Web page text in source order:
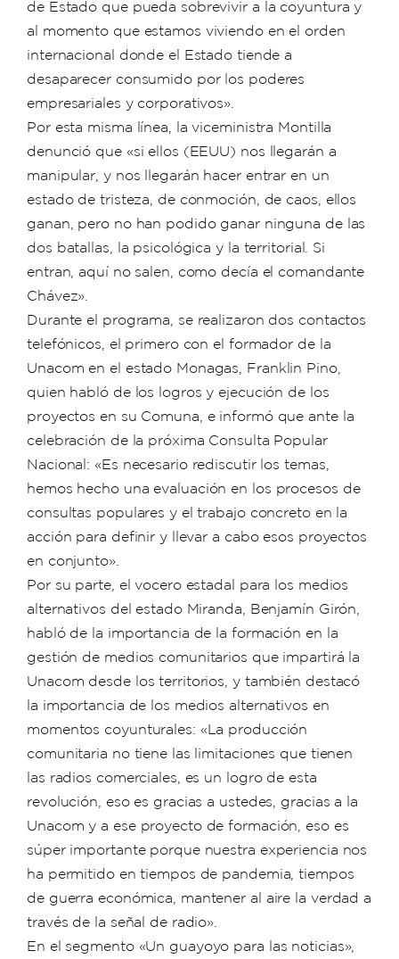
de Estado que pueda sobrevivir a la coyuntura y
al momento que estamos viviendo en el orden
internacional donde el Estado tiende a
desaparecer consumido por los poderes
empresariales y corporativos».
Por esta misma línea, la viceministra Montilla
denunció que «si ellos (EEUU) nos llegarán a
manipular, y nos llegarán hacer entrar en un
estado de tristeza, de conmoción, de caos, ellos
ganan, pero no han podido ganar ninguna de las
dos batallas, la psicológica y la territorial. Si
entran, aquí no salen, como decía el comandante
Chávez».
Durante el programa, se realizaron dos contactos
telefónicos, el primero con el formador de la
Unacom en el estado Monagas, Franklin Pino,
quien habló de los logros y ejecución de los
proyectos en su Comuna, e informó que ante la
celebración de la próxima Consulta Popular
Nacional: «Es necesario rediscutir los temas,
hemos hecho una evaluación en los procesos de
consultas populares y el trabajo concreto en la
acción para definir y llevar a cabo esos proyectos
en conjunto».
Por su parte, el vocero estadal para los medios
alternativos del estado Miranda, Benjamín Girón,
habló de la importancia de la formación en la
gestión de medios comunitarios que impartirá la
Unacom desde los territorios, y también destacó
la importancia de los medios alternativos en
momentos coyunturales: «La producción
comunitaria no tiene las limitaciones que tienen
las radios comerciales, es un logro de esta
revolución, eso es gracias a ustedes, gracias a la
Unacom y a ese proyecto de formación, eso es
súper importante porque nuestra experiencia nos
ha permitido en tiempos de pandemia, tiempos
de guerra económica, mantener al aire la verdad a
través de la señal de radio».
En el segmento «Un guayoyo para las noticias»,